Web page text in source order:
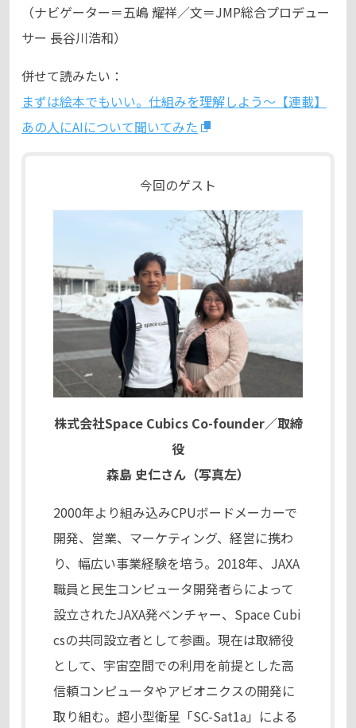
（ナビゲーター＝五嶋 耀祥／文＝JMP総合プロデュー
サー 長谷川浩和）
併せて読みたい：
まずは絵本でもいい。仕組みを理解しよう～【連載】
あの人にAIについて聞いてみた
今回のゲスト
株式会社Space Cubics Co-founder／取締
役
森島 史仁さん（写真左）
2000年より組み込みCPUボードメーカーで
開発、営業、マーケティング、経営に携わ
り、幅広い事業経験を培う。2018年、JAXA
職員と民生コンピュータ開発者らによって
設立されたJAXA発ベンチャー、Space Cubi
csの共同設立者として参画。現在は取締役
として、宇宙空間での利用を前提とした高
信頼コンピュータやアビオニクスの開発に
取り組む。超小型衛星「SC-Sat1a」による